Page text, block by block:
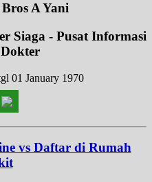
A Yani
Siaga - Pusat Informasi
01 January 1970
vs Daftar di Rumah